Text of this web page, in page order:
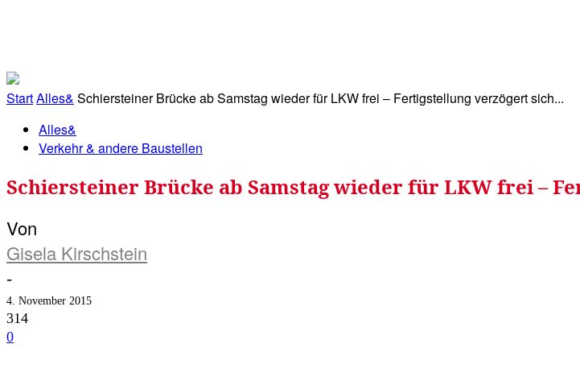
StartAlles& Schiersteiner Brücke ab Samstag wieder für LKW frei – Fertigstellung verzögert sich...
Alles&
Verkehr & andere Baustellen
Schiersteiner Brücke ab Samstag wieder für LKW frei –
Von
Gisela Kirschstein
-
4. November 2015
314
0